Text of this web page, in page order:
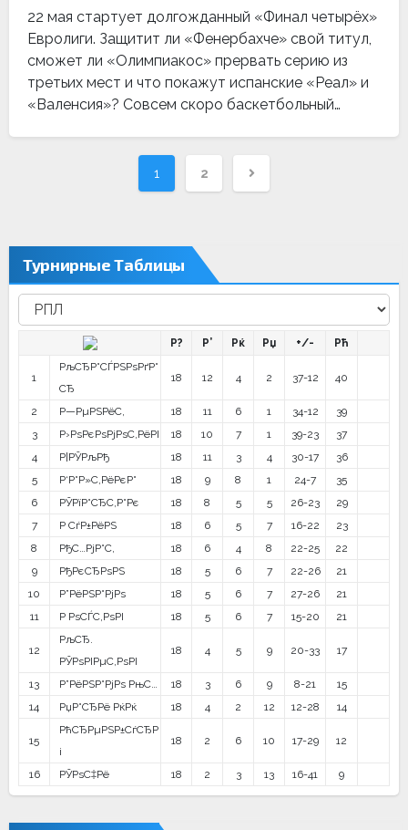
22 мая стартует долгожданный «Финал четырёх»
Евролиги. Защитит ли «Фенербахче» свой титул,
сможет ли «Олимпиакос» прервать серию из
третьих мест и что покажут испанские «Реал» и
«Валенсия»? Совсем скоро баскетбольный…
Навигация
по
1 2
Турнирные Таблицы
Р? Р’ Рќ Рџ +/- Рћ
1
РљСЂР°СЃРЅРѕРґР°
СЂ
18 12 4 2 37-12 40
2 Р—РµРЅРёС‚ 18 11 6 1 34-12
39
3
Р›РѕРєРѕРјРѕС‚РёРІ 18 10 7 1 39-23
37
4
Р¦РЎРљРђ 18 11 3 4 30-17
36
5
Р‘Р°Р»С‚РёРєР° 18 9 8 1 24-7
35
6
РЎРїР°СЂС‚Р°Рє 18 8 5 5 26-23
29
7
Р СѓР±РёРЅ 18 6 5 7 16-22
23
8
РђС…РјР°С‚ 18 6 4 8 22-25
22
9
РђРєСЂРѕРЅ 18 5 6 7 22-26
21
10
Р”РёРЅР°РјРѕ 18 5 6 7 27-26
21
11
Р РѕСЃС‚РѕРІ 18 5 6 7 15-20 21
12
РљСЂ.
РЎРѕРІРµС‚РѕРІ
18 4 5 9 20-33 17
13 Р”РёРЅР°РјРѕ РњС… 18 3 6 9 8-21
15
14
РџР°СЂРё РќРќ 18 4 2 12 12-28 14
15
РћСЂРµРЅР±СѓСЂР
і
18 2 6 10 17-29 12
16 РЎРѕС‡Рё 18 2 3 13 16-41 9